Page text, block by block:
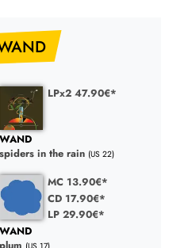
LPx2 47.90€*
WAND
spiders in the rain (US 22)
MC 13.90€*
CD 17.90€*
LP 29.90€*
WAND